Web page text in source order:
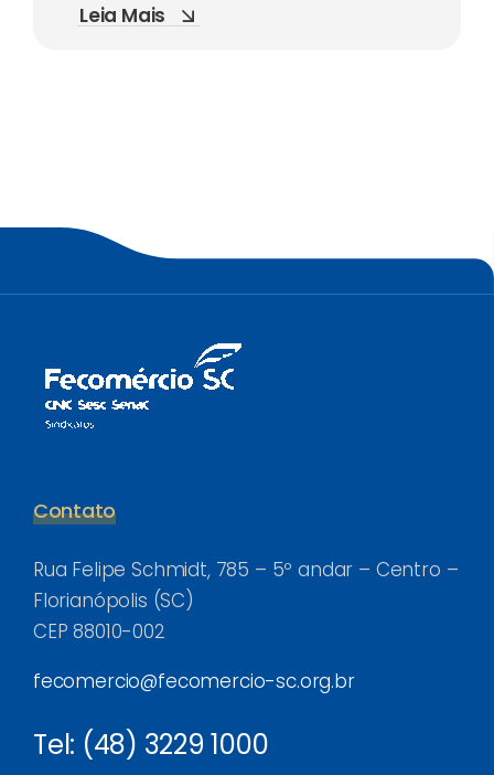
Leia Mais
Contato
Rua Felipe Schmidt, 785 – 5º andar – Centro –
Florianópolis (SC)
CEP 88010-002
fecomercio@fecomercio-sc.org.br
Tel: (48) 3229 1000